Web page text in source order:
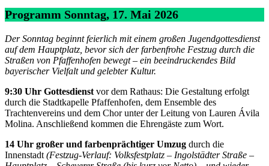
Programm Sonntag, 17. Mai 2026
Der Sonntag beginnt feierlich mit einem großen Jugendgottesdienst
auf dem Hauptplatz, bevor sich der farbenfrohe Festzug durch die
Straßen von Pfaffenhofen bewegt – ein beeindruckendes Bild
bayerischer Vielfalt und gelebter Kultur.
9:30 Uhr Gottesdienst vor dem Rathaus: Die Gestaltung erfolgt
durch die Stadtkapelle Pfaffenhofen, dem Ensemble des
Trachtenvereins und dem Chor unter der Leitung von Lauren Ávila
Molina. Anschließend kommen die Ehrengäste zum Wort.
14 Uhr großer und farbenprächtiger Umzug durch die
Innenstadt (Festzug-Verlauf: Volksfestplatz – Ingolstädter Straße –